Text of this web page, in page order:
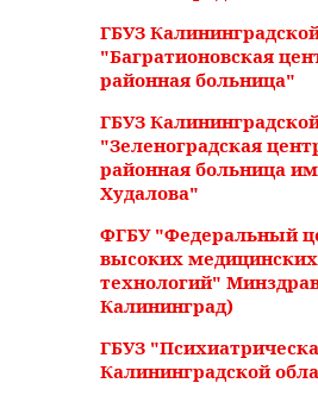
ГБУЗ
"Багратионовская
районная больница"
ГБУЗ
"Зеленоградская
районная больница
Худалова"
ФГБУ "Федеральный
высоких медицинских
технологий"
Калининград)
ГБУЗ
Калининградской